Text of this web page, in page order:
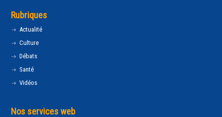
Rubriques
Actualité
Culture
Débats
Santé
Vidéos
Nos services web